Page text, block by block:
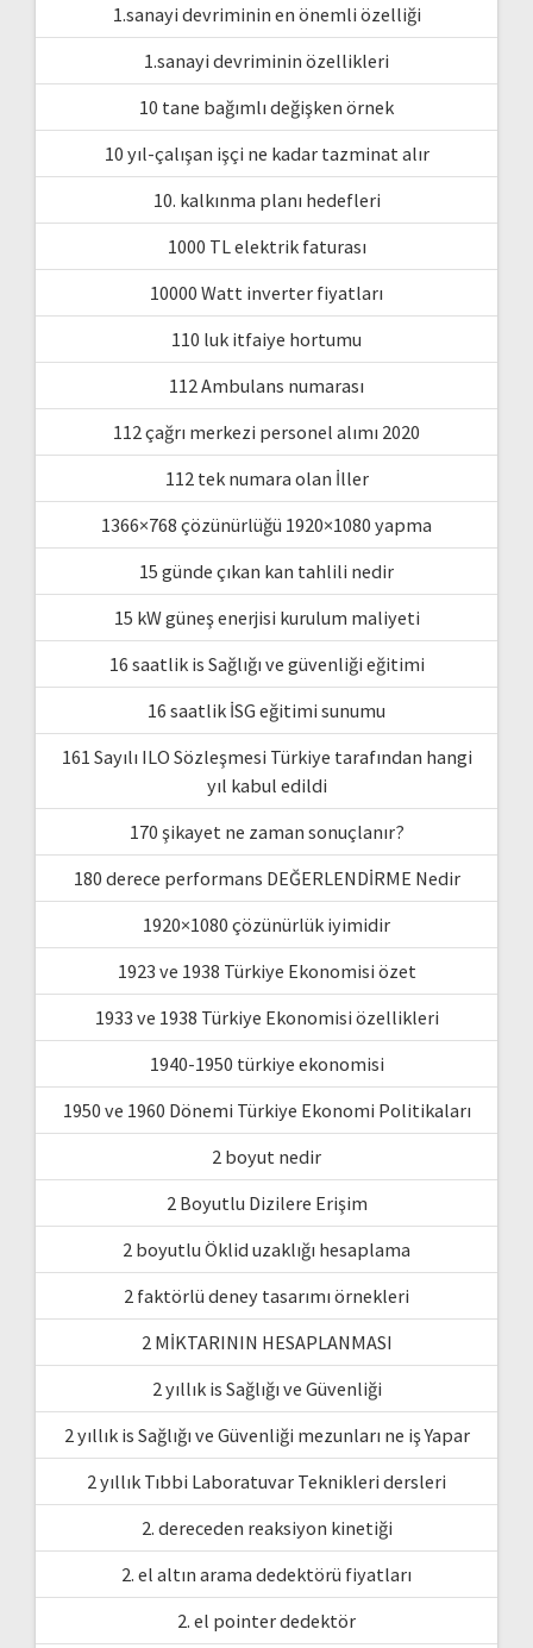
1.sanayi devriminin en önemli özelliği
1.sanayi devriminin özellikleri
10 tane bağımlı değişken örnek
10 yıl-çalışan işçi ne kadar tazminat alır
10. kalkınma planı hedefleri
1000 TL elektrik faturası
10000 Watt inverter fiyatları
110 luk itfaiye hortumu
112 Ambulans numarası
112 çağrı merkezi personel alımı 2020
112 tek numara olan İller
1366×768 çözünürlüğü 1920×1080 yapma
15 günde çıkan kan tahlili nedir
15 kW güneş enerjisi kurulum maliyeti
16 saatlik is Sağlığı ve güvenliği eğitimi
16 saatlik İSG eğitimi sunumu
161 Sayılı ILO Sözleşmesi Türkiye tarafından hangi
yıl kabul edildi
170 şikayet ne zaman sonuçlanır?
180 derece performans DEĞERLENDİRME Nedir
1920×1080 çözünürlük iyimidir
1923 ve 1938 Türkiye Ekonomisi özet
1933 ve 1938 Türkiye Ekonomisi özellikleri
1940-1950 türkiye ekonomisi
1950 ve 1960 Dönemi Türkiye Ekonomi Politikaları
2 boyut nedir
2 Boyutlu Dizilere Erişim
2 boyutlu Öklid uzaklığı hesaplama
2 faktörlü deney tasarımı örnekleri
2 MİKTARININ HESAPLANMASI
2 yıllık is Sağlığı ve Güvenliği
2 yıllık is Sağlığı ve Güvenliği mezunları ne iş Yapar
2 yıllık Tıbbi Laboratuvar Teknikleri dersleri
2. dereceden reaksiyon kinetiği
2. el altın arama dedektörü fiyatları
2. el pointer dedektör